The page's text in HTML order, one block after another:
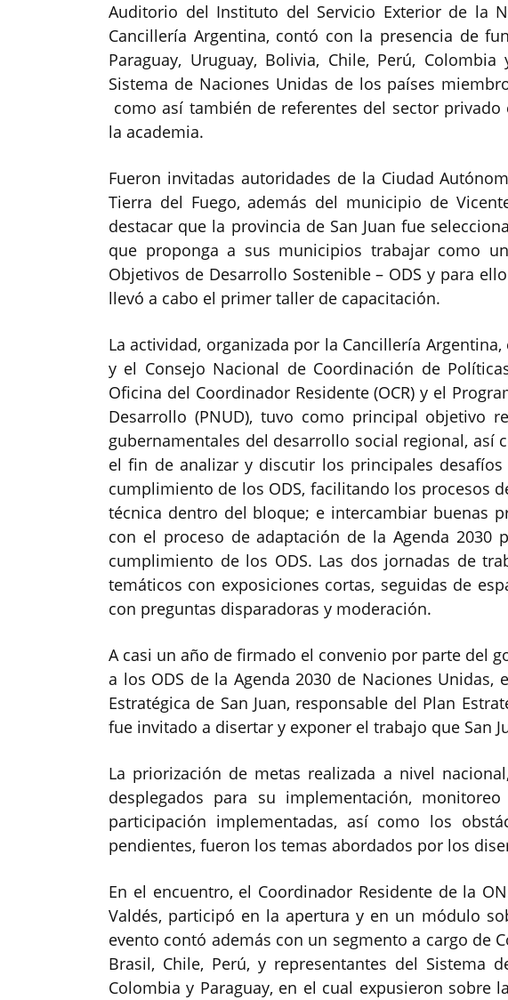
Auditorio del Instituto del Servicio Exterior de la
Cancillería Argentina, contó con la presencia de
Paraguay, Uruguay, Bolivia, Chile, Perú,
Sistema de Naciones Unidas de los países
como así también de referentes del sector
la academia.
Fueron invitadas autoridades de la Ciudad
Tierra del Fuego, además del municipio de
destacar que la provincia de San Juan fue
que proponga a sus municipios trabajar como
Objetivos de Desarrollo Sostenible – ODS y para
llevó a cabo el primer taller de capacitación.
La actividad, organizada por la Cancillería
y el Consejo Nacional de Coordinación de
Oficina del Coordinador Residente (OCR) y el
Desarrollo (PNUD), tuvo como principal objetivo
gubernamentales del desarrollo social regional, así
el fin de analizar y discutir los principales
cumplimiento de los ODS, facilitando los procesos
técnica dentro del bloque; e intercambiar buenas
con el proceso de adaptación de la Agenda 2030
cumplimiento de los ODS. Las dos jornadas de
temáticos con exposiciones cortas, seguidas de
con preguntas disparadoras y moderación.
A casi un año de firmado el convenio por parte del
a los ODS de la Agenda 2030 de Naciones Unidas,
Estratégica de San Juan, responsable del Plan
fue invitado a disertar y exponer el trabajo que San
La priorización de metas realizada a nivel
desplegados para su implementación,
participación implementadas, así como los
pendientes, fueron los temas abordados por los
En el encuentro, el Coordinador Residente de la
Valdés, participó en la apertura y en un módulo
evento contó además con un segmento a cargo de
Brasil, Chile, Perú, y representantes del Sistema
Colombia y Paraguay, en el cual expusieron sobre